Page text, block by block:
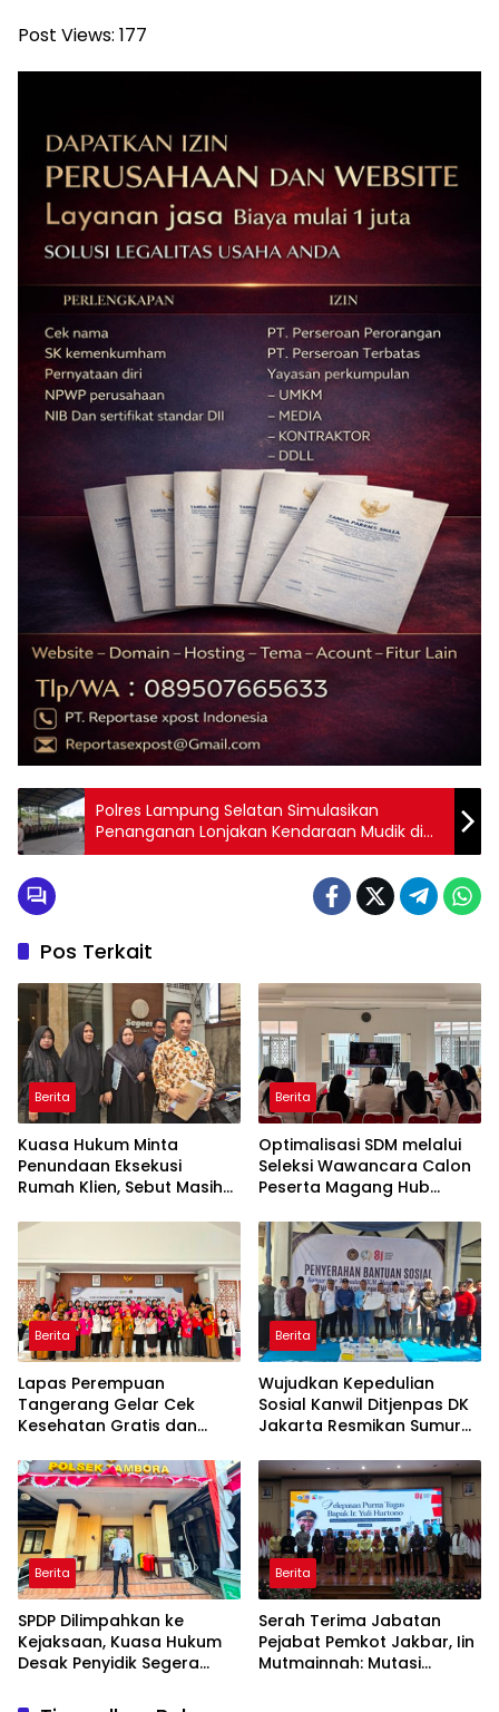
Post Views: 177
Polres Lampung Selatan Simulasikan
Penanganan Lonjakan Kendaraan Mudik di
Bakauheni
Pos Terkait
Berita
Kuasa Hukum Minta
Penundaan Eksekusi
Rumah Klien, Sebut Masih
Hukum yang Berjalan
Berita
Optimalisasi SDM melalui
Seleksi Wawancara Calon
Peserta Magang Hub
2026
Berita
Lapas Perempuan
Tangerang Gelar Cek
Kesehatan Gratis dan
DNA bagi Petugas dan
Warga Binaan
Berita
Wujudkan Kepedulian
Sosial Kanwil Ditjenpas DK
Jakarta Resmikan Sumur
Berita
SPDP Dilimpahkan ke
Kejaksaan, Kuasa Hukum
Desak Penyidik Segera
Pengeroyokan
Berita
Serah Terima Jabatan
Pejabat Pemkot Jakbar, Iin
Mutmainnah: Mutasi